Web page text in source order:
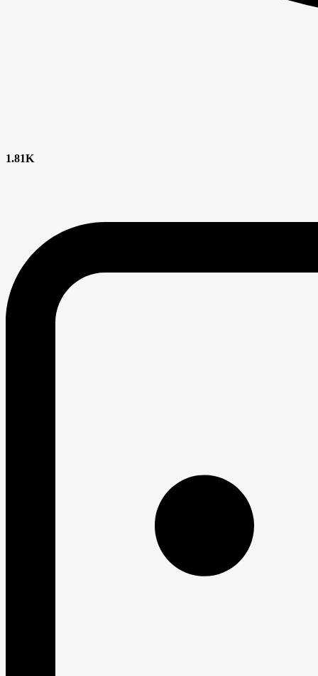
1.81K